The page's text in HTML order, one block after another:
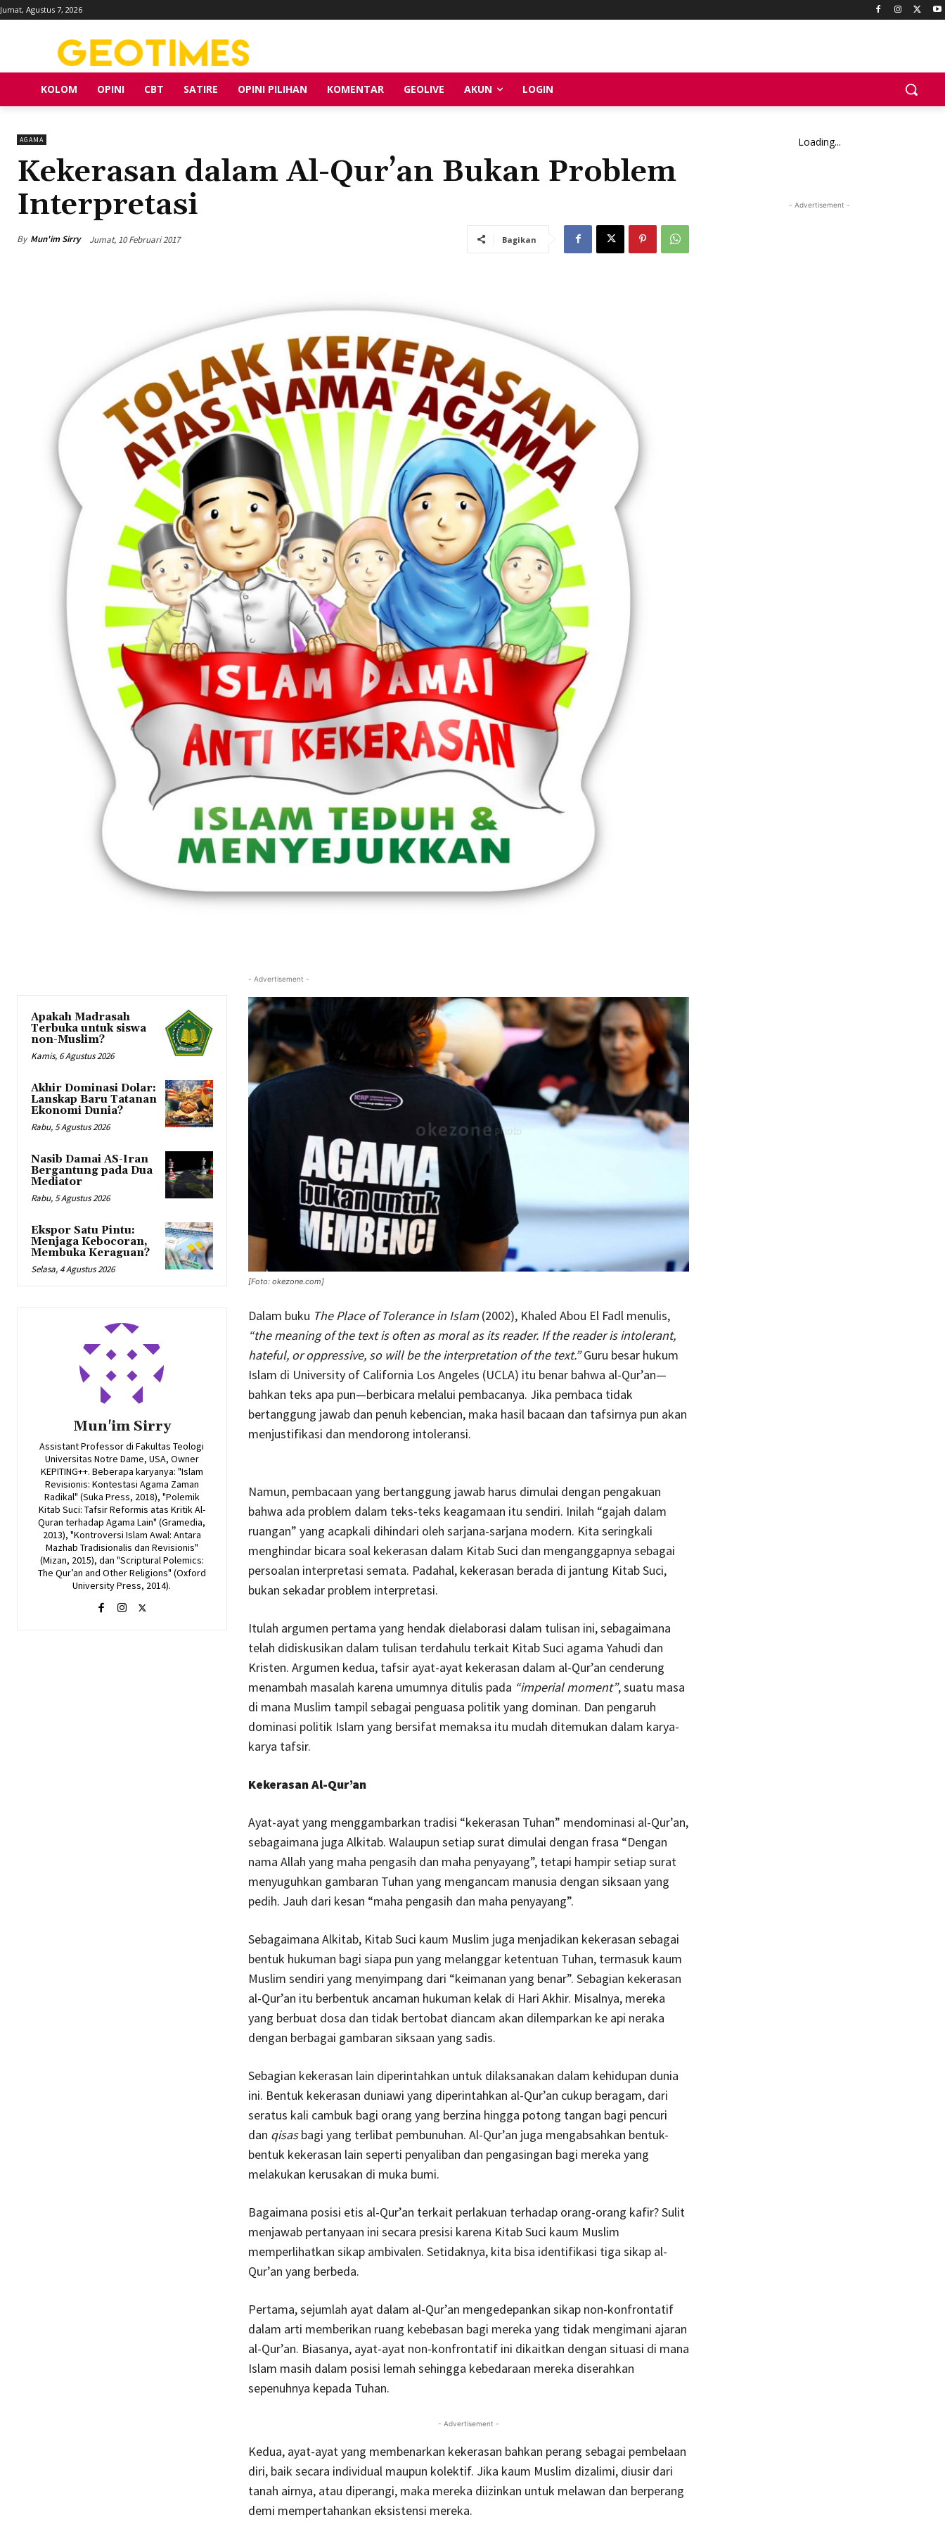
Jumat, Agustus 7, 2026
KOLOM OPINI CBT SATIRE OPINI PILIHAN KOMENTAR GEOLIVE AKUN LOGIN
AGAMA
Kekerasan dalam Al-Qur’an Bukan Problem
Interpretasi
By Mun'im Sirry Jumat, 10 Februari 2017 Bagikan
Apakah Madrasah
Terbuka untuk siswa
non-Muslim?
Kamis, 6 Agustus 2026
Akhir Dominasi Dolar:
Lanskap Baru Tatanan
Ekonomi Dunia?
Rabu, 5 Agustus 2026
Nasib Damai AS-Iran
Bergantung pada Dua
Mediator
Rabu, 5 Agustus 2026
Ekspor Satu Pintu:
Menjaga Kebocoran,
Membuka Keraguan?
Selasa, 4 Agustus 2026
Mun'im Sirry
Assistant Professor di Fakultas Teologi
Universitas Notre Dame, USA, Owner
KEPITING++. Beberapa karyanya: "Islam
Revisionis: Kontestasi Agama Zaman
Radikal" (Suka Press, 2018), "Polemik
Kitab Suci: Tafsir Reformis atas Kritik Al-
Quran terhadap Agama Lain" (Gramedia,
2013), "Kontroversi Islam Awal: Antara
Mazhab Tradisionalis dan Revisionis"
(Mizan, 2015), dan "Scriptural Polemics:
The Qur’an and Other Religions" (Oxford
University Press, 2014).
- Advertisement -
[Foto: okezone.com]
Dalam buku The Place of Tolerance in Islam(2002), Khaled Abou El Fadl menulis,
“the meaning of the text is often as moral as its reader. If the reader is intolerant,
hateful, or oppressive, so will be the interpretation of the text.”Guru besar hukum
Islam di University of California Los Angeles (UCLA) itu benar bahwa al-Qur’an—
bahkan teks apa pun—berbicara melalui pembacanya. Jika pembaca tidak
bertanggung jawab dan penuh kebencian, maka hasil bacaan dan tafsirnya pun akan
menjustifikasi dan mendorong intoleransi.
Namun, pembacaan yang bertanggung jawab harus dimulai dengan pengakuan
bahwa ada problem dalam teks-teks keagamaan itu sendiri. Inilah “gajah dalam
ruangan” yang acapkali dihindari oleh sarjana-sarjana modern. Kita seringkali
menghindar bicara soal kekerasan dalam Kitab Suci dan menganggapnya sebagai
persoalan interpretasi semata. Padahal, kekerasan berada di jantung Kitab Suci,
bukan sekadar problem interpretasi.
Itulah argumen pertama yang hendak dielaborasi dalam tulisan ini, sebagaimana
telah didiskusikan dalam tulisan terdahulu terkait Kitab Suci agama Yahudi dan
Kristen. Argumen kedua, tafsir ayat-ayat kekerasan dalam al-Qur’an cenderung
menambah masalah karena umumnya ditulis pada “imperial moment”, suatu masa
di mana Muslim tampil sebagai penguasa politik yang dominan. Dan pengaruh
dominasi politik Islam yang bersifat memaksa itu mudah ditemukan dalam karya-
karya tafsir.
Kekerasan Al-Qur’an
Ayat-ayat yang menggambarkan tradisi “kekerasan Tuhan” mendominasi al-Qur’an,
sebagaimana juga Alkitab. Walaupun setiap surat dimulai dengan frasa “Dengan
nama Allah yang maha pengasih dan maha penyayang”, tetapi hampir setiap surat
menyuguhkan gambaran Tuhan yang mengancam manusia dengan siksaan yang
pedih. Jauh dari kesan “maha pengasih dan maha penyayang”.
Sebagaimana Alkitab, Kitab Suci kaum Muslim juga menjadikan kekerasan sebagai
bentuk hukuman bagi siapa pun yang melanggar ketentuan Tuhan, termasuk kaum
Muslim sendiri yang menyimpang dari “keimanan yang benar”. Sebagian kekerasan
al-Qur’an itu berbentuk ancaman hukuman kelak di Hari Akhir. Misalnya, mereka
yang berbuat dosa dan tidak bertobat diancam akan dilemparkan ke api neraka
dengan berbagai gambaran siksaan yang sadis.
Sebagian kekerasan lain diperintahkan untuk dilaksanakan dalam kehidupan dunia
ini. Bentuk kekerasan duniawi yang diperintahkan al-Qur’an cukup beragam, dari
seratus kali cambuk bagi orang yang berzina hingga potong tangan bagi pencuri
dan qisasbagi yang terlibat pembunuhan. Al-Qur’an juga mengabsahkan bentuk-
bentuk kekerasan lain seperti penyaliban dan pengasingan bagi mereka yang
melakukan kerusakan di muka bumi.
Bagaimana posisi etis al-Qur’an terkait perlakuan terhadap orang-orang kafir? Sulit
menjawab pertanyaan ini secara presisi karena Kitab Suci kaum Muslim
memperlihatkan sikap ambivalen. Setidaknya, kita bisa identifikasi tiga sikap al-
Qur’an yang berbeda.
Pertama, sejumlah ayat dalam al-Qur’an mengedepankan sikap non-konfrontatif
dalam arti memberikan ruang kebebasan bagi mereka yang tidak mengimani ajaran
al-Qur’an. Biasanya, ayat-ayat non-konfrontatif ini dikaitkan dengan situasi di mana
Islam masih dalam posisi lemah sehingga kebedaraan mereka diserahkan
sepenuhnya kepada Tuhan.
- Advertisement -
Kedua, ayat-ayat yang membenarkan kekerasan bahkan perang sebagai pembelaan
diri, baik secara individual maupun kolektif. Jika kaum Muslim dizalimi, diusir dari
tanah airnya, atau diperangi, maka mereka diizinkan untuk melawan dan berperang
demi mempertahankan eksistensi mereka.
Loading...
- Advertisement -